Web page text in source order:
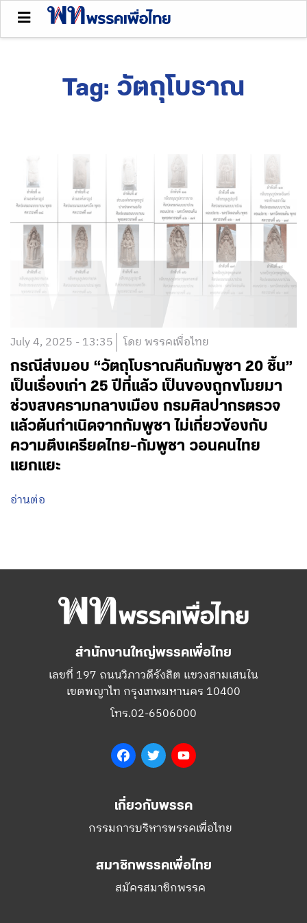
Tag: วัตถุโบราณ
July 4, 2025 - 13:35 โดย พรรคเพื่อไทย
กรณีส่งมอบ “วัตถุโบราณคืนกัมพูชา 20 ชิ้น”
เป็นเรื่องเก่า 25 ปีที่แล้ว เป็นของถูกขโมยมา
ช่วงสงครามกลางเมือง กรมศิลปากรตรวจ
แล้วต้นกำเนิดจากกัมพูชา ไม่เกี่ยวข้องกับ
ความตึงเครียดไทย-กัมพูชา วอนคนไทย
แยกแยะ
อ่านต่อ
สำนักงานใหญ่พรรคเพื่อไทย
เลขที่ 197 ถนนวิภาวดีรังสิต แขวงสามเสนใน
เขตพญาไท กรุงเทพมหานคร 10400
โทร.02-6506000
FacebookTwitter
เกี่ยวกับพรรค
กรรมการบริหารพรรคเพื่อไทย
สมาชิกพรรคเพื่อไทย
สมัครสมาชิกพรรค